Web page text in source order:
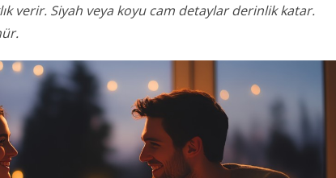
verir. Siyah veya koyu cam detaylar derinlik katar.